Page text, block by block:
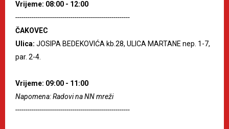
Vrijeme: 08:00 - 12:00
--------------------------------------------------------
ČAKOVEC
Ulica: JOSIPA BEDEKOVIĆA kb.28, ULICA MARTANE nep. 1-7,
par. 2-4.
Vrijeme: 09:00 - 11:00
Napomena: Radovi na NN mreži
--------------------------------------------------------